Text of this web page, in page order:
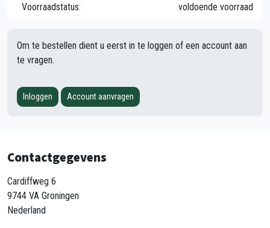
Voorraadstatus: voldoende voorraad
Om te bestellen dient u eerst in te loggen of een account aan
te vragen.
Inloggen Account aanvragen
Contactgegevens
Cardiffweg 6
9744 VA Groningen
Nederland